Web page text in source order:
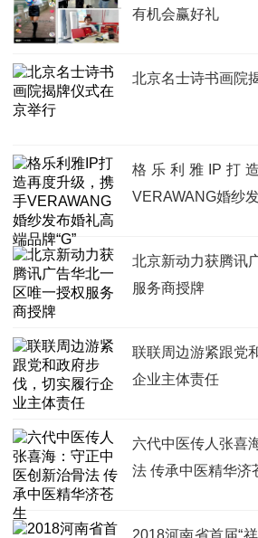
有机会赢好礼
北京名士诗书画院
格乐利雅IP打
VERAWANG婚纱
北京新动力获腾讯
服务商授牌
联联周边游紧跟党
企业主体责任
六代中医传人张喜
法 传承中医精华济
2018河南省首届“